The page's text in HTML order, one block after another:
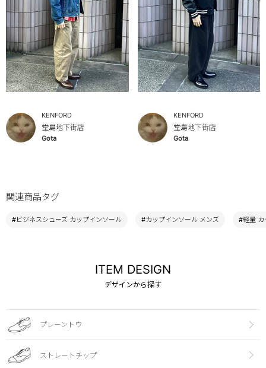
KENFORD
堂島地下街店
Gota
KENFORD
堂島地下街店
Gota
関連商品タグ
#ビジネスシューズ カップインソール #カップインソール メンズ #軽量 カ
ITEM DESIGN
デザインから探す
プレーントウ
ストレートチップ